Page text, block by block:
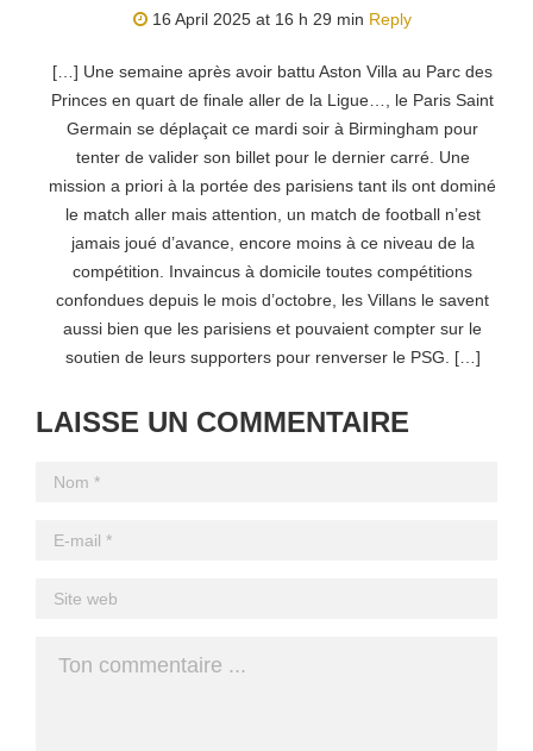
16 April 2025 at 16 h 29 min Reply
[…] Une semaine après avoir battu Aston Villa au Parc des
Princes en quart de finale aller de la Ligue…, le Paris Saint
Germain se déplaçait ce mardi soir à Birmingham pour
tenter de valider son billet pour le dernier carré. Une
mission a priori à la portée des parisiens tant ils ont dominé
le match aller mais attention, un match de football n’est
jamais joué d’avance, encore moins à ce niveau de la
compétition. Invaincus à domicile toutes compétitions
confondues depuis le mois d’octobre, les Villans le savent
aussi bien que les parisiens et pouvaient compter sur le
soutien de leurs supporters pour renverser le PSG. […]
LAISSE UN COMMENTAIRE